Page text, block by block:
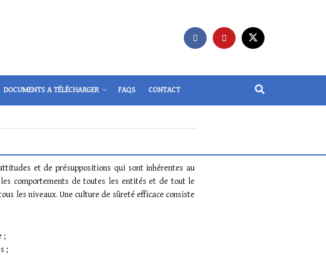
DOCUMENTS A TÉLÉCHARGER FAQS CONTACT
et de présuppositions qui sont inhérentes au
comportements de toutes les entités et de tout le
les niveaux. Une culture de sûreté efficace consiste
;
;